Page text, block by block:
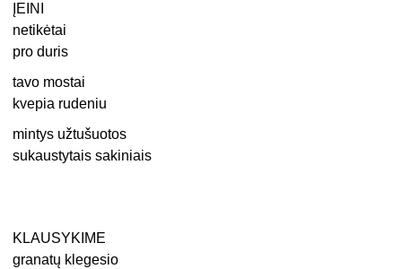
ĮEINI
netikėtai
pro duris
tavo mostai
kvepia rudeniu
mintys užtušuotos
sukaustytais sakiniais
KLAUSYKIME
granatų klegesio